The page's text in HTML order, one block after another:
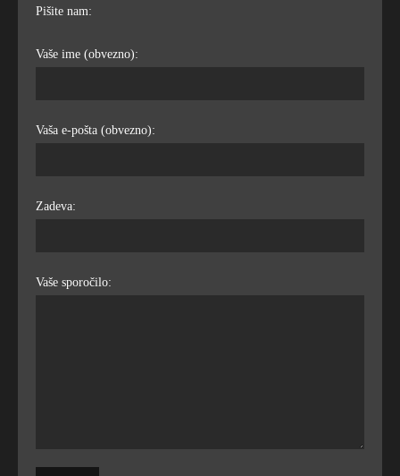
Pišite nam:
Vaše ime (obvezno):
Vaša e-pošta (obvezno):
Zadeva:
Vaše sporočilo: